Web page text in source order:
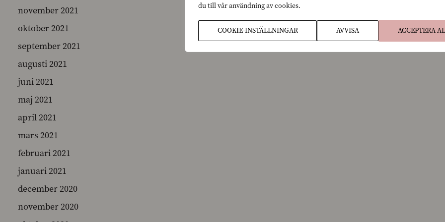
du till vår användning av cookies.
COOKIE-INSTÄLLNINGAR AVVISA ACCEPTERA
november 2021
oktober 2021
september 2021
augusti 2021
juni 2021
maj 2021
april 2021
mars 2021
februari 2021
januari 2021
december 2020
november 2020